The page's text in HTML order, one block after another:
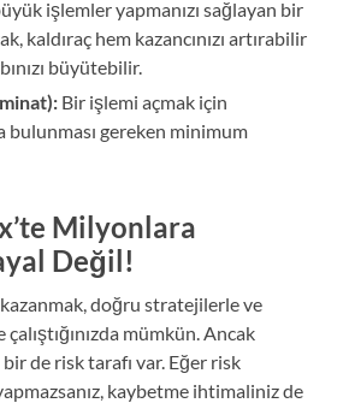
işlemler yapmanızı sağlayan bir
kaldıraç hem kazancınızı artırabilir
büyütebilir.
Bir işlemi açmak için
bulunması gereken minimum
Milyonlara
Değil!
doğru stratejilerle ve
mümkün. Ancak
de risk tarafı var. Eğer risk
kaybetme ihtimaliniz de